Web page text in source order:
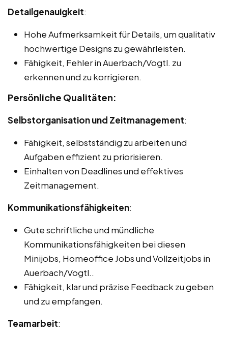
Detailgenauigkeit:
Hohe Aufmerksamkeit für Details, um qualitativ
hochwertige Designs zu gewährleisten.
Fähigkeit, Fehler in Auerbach/Vogtl. zu
erkennen und zu korrigieren.
Persönliche Qualitäten:
Selbstorganisation und Zeitmanagement:
Fähigkeit, selbstständig zu arbeiten und
Aufgaben effizient zu priorisieren.
Einhalten von Deadlines und effektives
Zeitmanagement.
Kommunikationsfähigkeiten:
Gute schriftliche und mündliche
Kommunikationsfähigkeiten bei diesen
Minijobs, Homeoffice Jobs und Vollzeitjobs in
Auerbach/Vogtl..
Fähigkeit, klar und präzise Feedback zu geben
und zu empfangen.
Teamarbeit: